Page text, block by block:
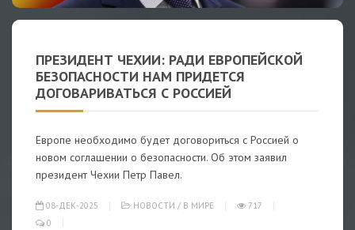
ПРЕЗИДЕНТ ЧЕХИИ: РАДИ ЕВРОПЕЙСКОЙ
БЕЗОПАСНОСТИ НАМ ПРИДЕТСЯ
ДОГОВАРИВАТЬСЯ С РОССИЕЙ
Европе необходимо будет договориться с Россией о
новом соглашении о безопасности. Об этом заявил
президент Чехии Петр Павел.
08-ДЕК-2025 НОВОСТИ / В МИРЕ
717
0